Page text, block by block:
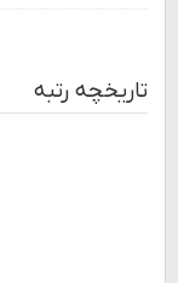
تاریخچه رتبه